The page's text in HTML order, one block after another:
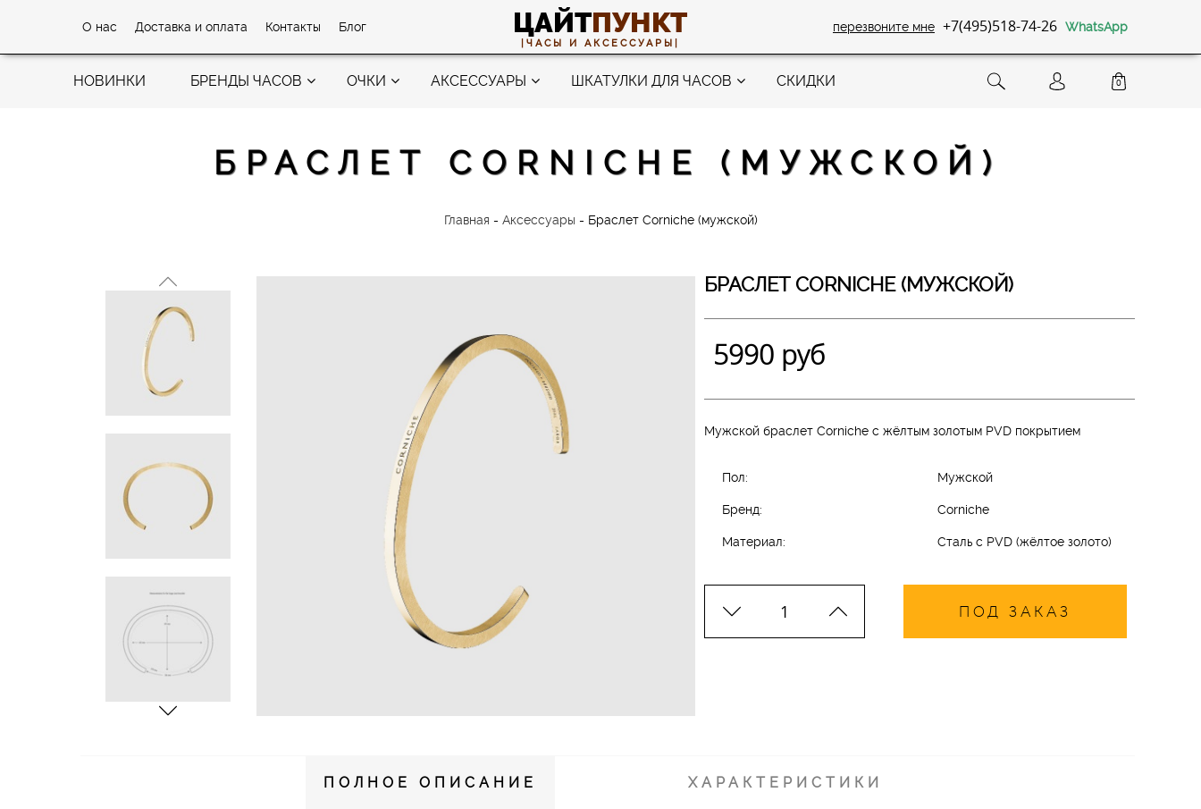
О нас Доставка и оплата Контакты Блог ЦАЙТПУНКТ
|ЧАСЫ И АКСЕССУАРЫ|
перезвоните мне +7(495)518-74-26 WhatsApp
НОВИНКИ БРЕНДЫ ЧАСОВ ОЧКИ АКСЕССУАРЫ ШКАТУЛКИ ДЛЯ ЧАСОВ СКИДКИ 0
Главная - Аксессуары - Браслет Corniche (мужской)
БРАСЛЕТ CORNICHE (МУЖСКОЙ)
БРАСЛЕТ CORNICHE (МУЖСКОЙ)
5990 руб
Мужской браслет Corniche с жёлтым золотым PVD покрытием
Пол: Мужской
Бренд: Corniche
Материал: Сталь с PVD (жёлтое золото)
ПОД ЗАКАЗ
ПОЛНОЕ ОПИСАНИЕ ХАРАКТЕРИСТИКИ